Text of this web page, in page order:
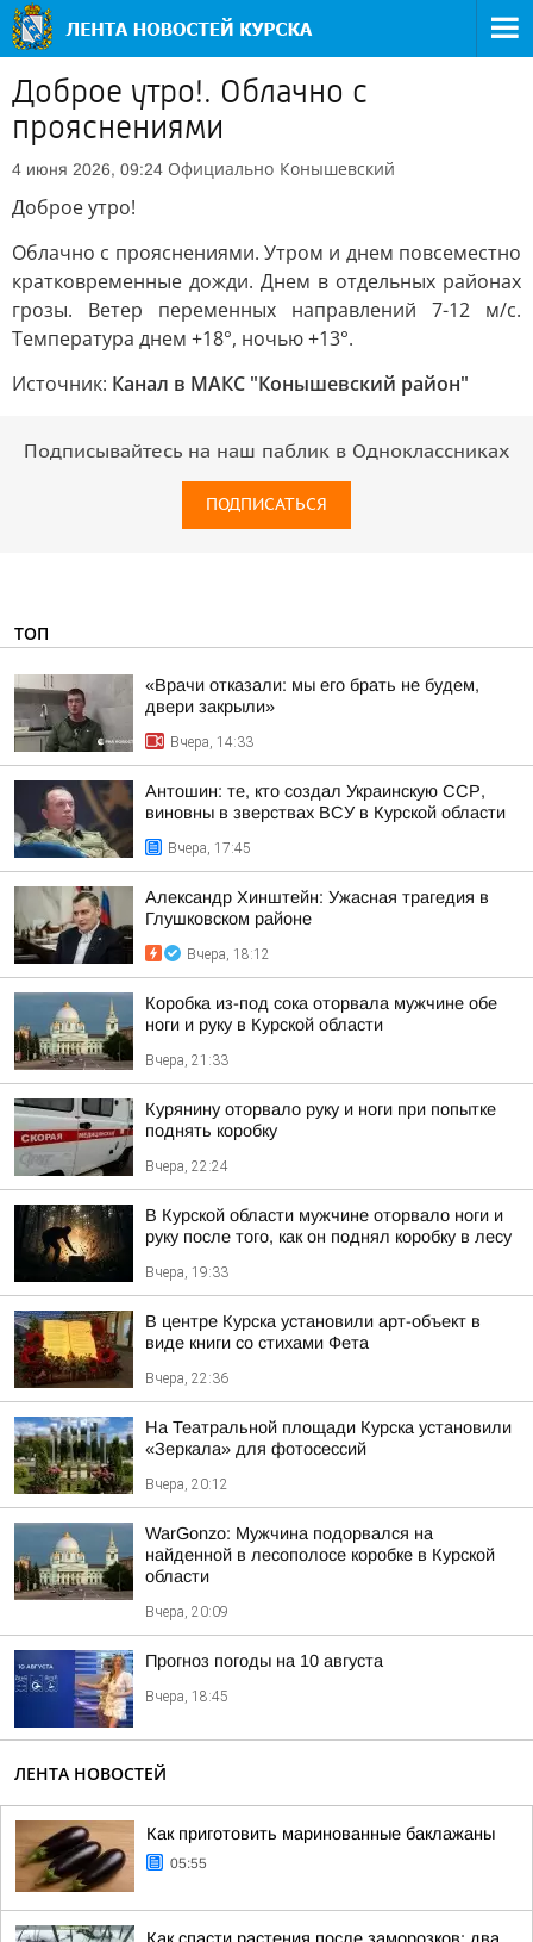
Доброе утро!. Облачно с
прояснениями
4 июня 2026, 09:24 Официально Конышевский
Доброе утро!
Облачно с прояснениями. Утром и днем повсеместно
кратковременные дожди. Днем в отдельных районах
грозы. Ветер переменных направлений 7-12 м/с.
Температура днем +18°, ночью +13°.
Источник: Канал в МАКС "Конышевский район"
Подписывайтесь на наш паблик в Одноклассниках
ПОДПИСАТЬСЯ
ТОП
«Врачи отказали: мы его брать не будем,
двери закрыли»
Вчера, 14:33
Антошин: те, кто создал Украинскую ССР,
виновны в зверствах ВСУ в Курской области
Вчера, 17:45
Александр Хинштейн: Ужасная трагедия в
Глушковском районе
Вчера, 18:12
Коробка из-под сока оторвала мужчине обе
ноги и руку в Курской области
Вчера, 21:33
Курянину оторвало руку и ноги при попытке
поднять коробку
Вчера, 22:24
В Курской области мужчине оторвало ноги и
руку после того, как он поднял коробку в лесу
Вчера, 19:33
В центре Курска установили арт-объект в
виде книги со стихами Фета
Вчера, 22:36
На Театральной площади Курска установили
«Зеркала» для фотосессий
Вчера, 20:12
WarGonzo: Мужчина подорвался на
найденной в лесополосе коробке в Курской
области
Вчера, 20:09
Прогноз погоды на 10 августа
Вчера, 18:45
ЛЕНТА НОВОСТЕЙ
Как приготовить маринованные баклажаны
05:55